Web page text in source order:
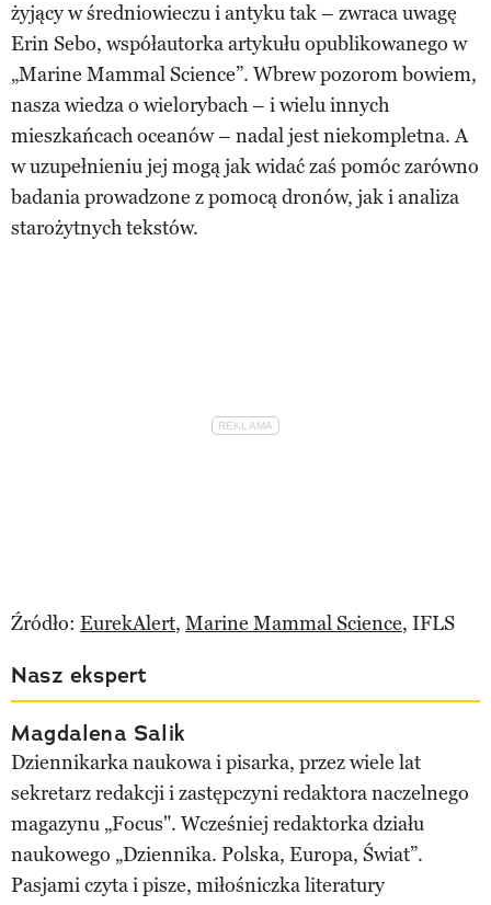
żyjący w średniowieczu i antyku tak – zwraca uwagę
Erin Sebo, współautorka artykułu opublikowanego w
„Marine Mammal Science”. Wbrew pozorom bowiem,
nasza wiedza o wielorybach – i wielu innych
mieszkańcach oceanów – nadal jest niekompletna. A
w uzupełnieniu jej mogą jak widać zaś pomóc zarówno
badania prowadzone z pomocą dronów, jak i analiza
starożytnych tekstów.
Źródło: EurekAlert, Marine Mammal Science, IFLS
Nasz ekspert
Magdalena Salik
Dziennikarka naukowa i pisarka, przez wiele lat
sekretarz redakcji i zastępczyni redaktora naczelnego
magazynu „Focus". Wcześniej redaktorka działu
naukowego „Dziennika. Polska, Europa, Świat”.
Pasjami czyta i pisze, miłośniczka literatury